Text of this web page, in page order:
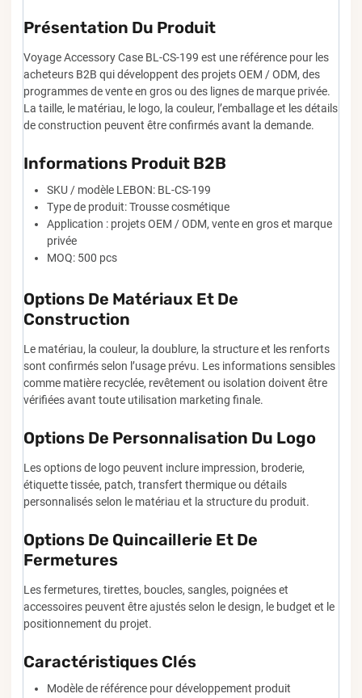
Présentation Du Produit
Voyage Accessory Case BL-CS-199 est une référence pour les
acheteurs B2B qui développent des projets OEM / ODM, des
programmes de vente en gros ou des lignes de marque privée.
La taille, le matériau, le logo, la couleur, l’emballage et les détails
de construction peuvent être confirmés avant la demande.
Informations Produit B2B
SKU / modèle LEBON: BL-CS-199
Type de produit: Trousse cosmétique
Application : projets OEM / ODM, vente en gros et marque
privée
MOQ: 500 pcs
Options De Matériaux Et De
Construction
Le matériau, la couleur, la doublure, la structure et les renforts
sont confirmés selon l’usage prévu. Les informations sensibles
comme matière recyclée, revêtement ou isolation doivent être
vérifiées avant toute utilisation marketing finale.
Options De Personnalisation Du Logo
Les options de logo peuvent inclure impression, broderie,
étiquette tissée, patch, transfert thermique ou détails
personnalisés selon le matériau et la structure du produit.
Options De Quincaillerie Et De
Fermetures
Les fermetures, tirettes, boucles, sangles, poignées et
accessoires peuvent être ajustés selon le design, le budget et le
positionnement du projet.
Caractéristiques Clés
Modèle de référence pour développement produit